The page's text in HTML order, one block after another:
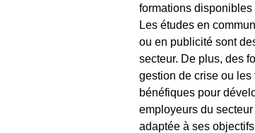
formations
Les études en
ou en publicité sont
secteur. De plus, des
gestion de crise ou
bénéfiques pour
employeurs du
adaptée à ses